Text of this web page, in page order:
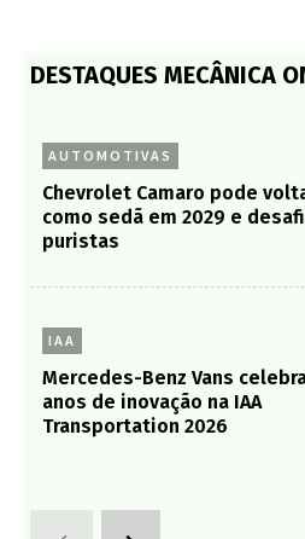
DESTAQUES MECÂNICA
AUTOMOTIVAS
Chevrolet Camaro pode
como sedã em 2029 e
puristas
IAA
Mercedes-Benz Vans
anos de inovação na IAA
Transportation 2026